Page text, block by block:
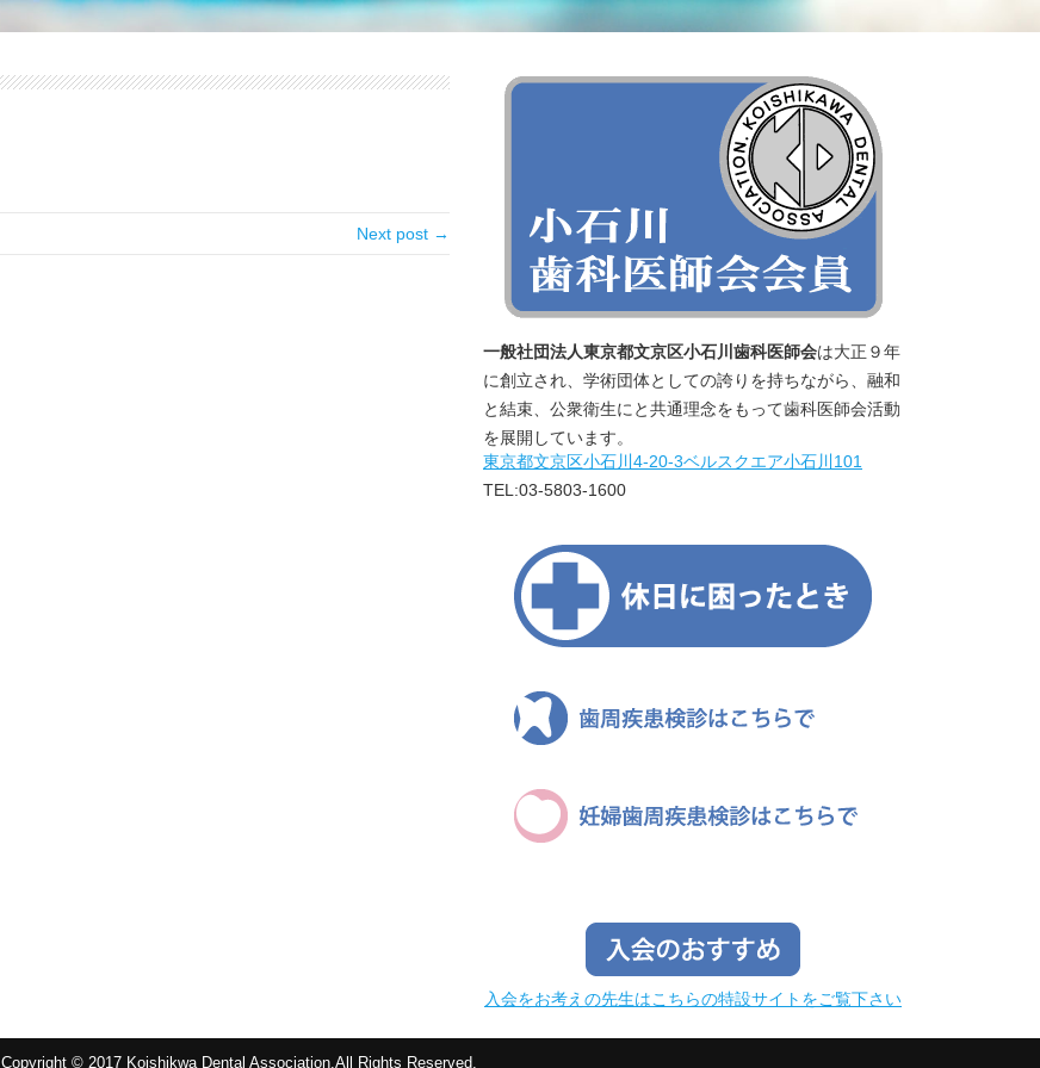
Next post →
一般社団法人東京都文京区小石川歯科医師会は大正９年
に創立され、学術団体としての誇りを持ちながら、融和
と結束、公衆衛生にと共通理念をもって歯科医師会活動
を展開しています。
東京都文京区小石川4‐20‐3ベルスクエア小石川101
TEL:03-5803-1600
入会をお考えの先生はこちらの特設サイトをご覧下さい
Copyright © 2017 Koishikwa Dental Association.All Rights Reserved.